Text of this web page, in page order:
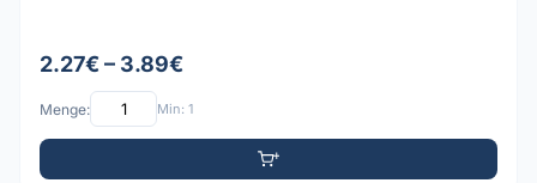
2.27€ – 3.89€
Menge: Min: 1